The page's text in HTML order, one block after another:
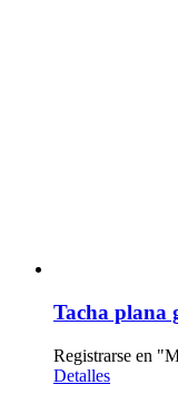
Tacha plana
Registrarse en
Detalles